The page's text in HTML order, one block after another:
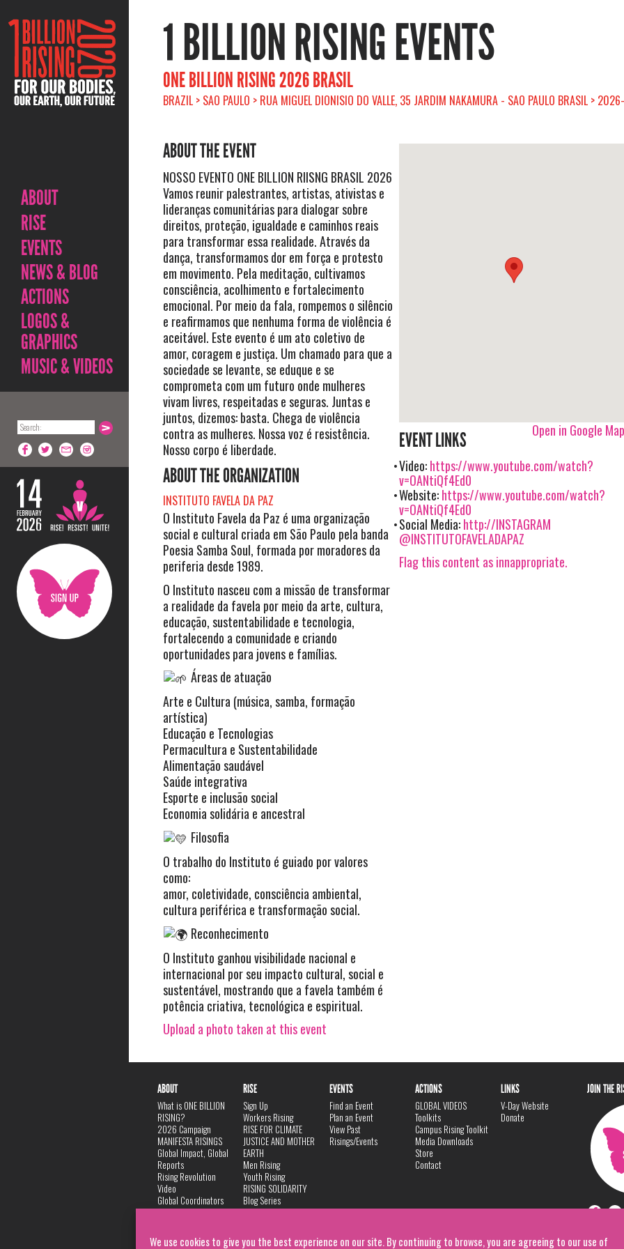
We use cookies to give you the best experience on our site. By continuing to browse, you are agreeing to our use of
ABOUT
RISE
EVENTS
NEWS & BLOG
ACTIONS
LOGOS &
GRAPHICS
MUSIC & VIDEOS
1 BILLION RISING EVENTS
ONE BILLION RISING 2026 BRASIL
BRAZIL > SAO PAULO > RUA MIGUEL DIONISIO DO VALLE, 35 JARDIM NAKAMURA - SAO PAULO BRASIL >
ABOUT THE EVENT
NOSSO EVENTO ONE BILLION RIISNG BRASIL 2026
Vamos reunir palestrantes, artistas, ativistas e
lideranças comunitárias para dialogar sobre
direitos, proteção, igualdade e caminhos reais
para transformar essa realidade. Através da
dança, transformamos dor em força e protesto
em movimento. Pela meditação, cultivamos
consciência, acolhimento e fortalecimento
emocional. Por meio da fala, rompemos o silêncio
e reafirmamos que nenhuma forma de violência é
aceitável. Este evento é um ato coletivo de
amor, coragem e justiça. Um chamado para que a
sociedade se levante, se eduque e se
comprometa com um futuro onde mulheres
vivam livres, respeitadas e seguras. Juntas e
juntos, dizemos: basta. Chega de violência
contra as mulheres. Nossa voz é resistência.
Nosso corpo é liberdade.
ABOUT THE ORGANIZATION
INSTITUTO FAVELA DA PAZ
O Instituto Favela da Paz é uma organização
social e cultural criada em São Paulo pela banda
Poesia Samba Soul, formada por moradores da
periferia desde 1989.
O Instituto nasceu com a missão de transformar
a realidade da favela por meio da arte, cultura,
educação, sustentabilidade e tecnologia,
fortalecendo a comunidade e criando
oportunidades para jovens e famílias.
Áreas de atuação
Arte e Cultura (música, samba, formação
artística)
Educação e Tecnologias
Permacultura e Sustentabilidade
Alimentação saudável
Saúde integrativa
Esporte e inclusão social
Economia solidária e ancestral
Filosofia
O trabalho do Instituto é guiado por valores
como:
amor, coletividade, consciência ambiental,
cultura periférica e transformação social.
Reconhecimento
O Instituto ganhou visibilidade nacional e
internacional por seu impacto cultural, social e
sustentável, mostrando que a favela também é
potência criativa, tecnológica e espiritual.
Upload a photo taken at this event
Open in Google
EVENT LINKS
Video:https://www.youtube.com/watch?
v=OANtiQf4Ed0
Website:https://www.youtube.com/watch?
v=OANtiQf4Ed0
Social Media:http://INSTAGRAM
@INSTITUTOFAVELADAPAZ
Flag this content as innappropriate.
ABOUT
What is ONE BILLION
RISING?
2026 Campaign
MANIFESTA RISINGS
Global Impact, Global
Reports
Rising Revolution
Video
Global Coordinators
DANCE
Privacy Policy
RISE
Sign Up
Workers Rising
RISE FOR CLIMATE
JUSTICE AND MOTHER
EARTH
Men Rising
Youth Rising
RISING SOLIDARITY
Blog Series
EVENTS
Find an Event
Plan an Event
View Past
Risings/Events
ACTIONS
GLOBAL VIDEOS
Toolkits
Campus Rising Toolkit
Media Downloads
Store
Contact
LINKS
V-Day Website
Donate
JOIN THE